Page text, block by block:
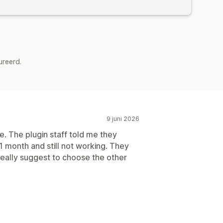
9 juni 2026
The plugin staff told me they
month and still not working. They
suggest to choose the other